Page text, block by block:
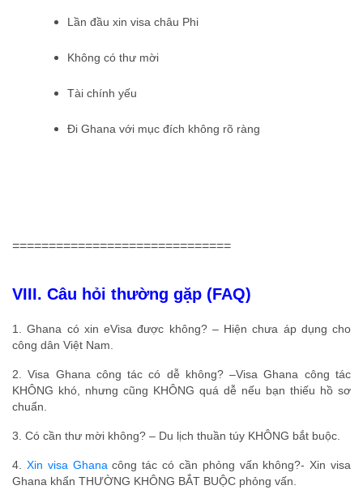
Lần đầu xin visa châu Phi
Không có thư mời
Tài chính yếu
Đi Ghana với mục đích không rõ ràng
==============================
VIII. Câu hỏi thường gặp (FAQ)
1. Ghana có xin eVisa được không? – Hiện chưa áp dụng cho
công dân Việt Nam.
2. Visa Ghana công tác có dễ không? –Visa Ghana công tác
KHÔNG khó, nhưng cũng KHÔNG quá dễ nếu bạn thiếu hồ sơ
chuẩn.
3. Có cần thư mời không? – Du lịch thuần túy KHÔNG bắt buộc.
4. Xin visa Ghanacông tác có cần phỏng vấn không?- Xin visa
Ghana khẩn THƯỜNG KHÔNG BẮT BUỘC phỏng vấn.